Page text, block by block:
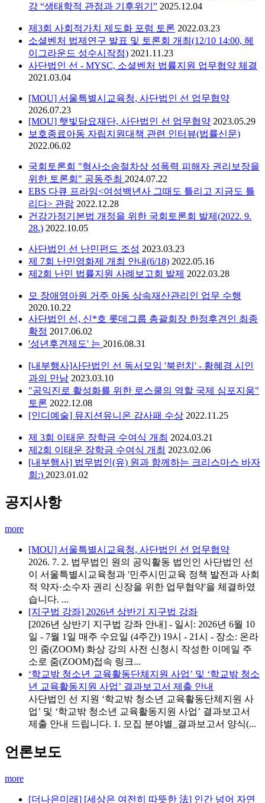
강 “생태학적 관점과 기후위기” 2025.12.04
제3회 사회적가치 제도화 포럼 토론 2022.03.23
소셜벤처 법제연구 발표 및 토론회 개최(12/10 14:00, 헤
이그라운드 성수시작점) 2021.11.23
사단법인 선 - MYSC, 소셜벤처 법률지원 업무협약 체결
2021.03.04
[MOU] 서울특별시교육청, 사단법인 선 업무협약
2026.07.23
[MOU] 햇빛담요재단, 사단법인 선 업무협약 2023.05.29
보호종료아동 자립지원대책 관련 인터뷰(법률신문)
2022.06.02
국회토론회 "형사소송절차상 성폭력 피해자 권리보장을
위한 토론회" 공동주최 2024.07.22
EBS 다큐 프라임<여성백년사 그때도 틀리고 지금도 틀
리다> 관람 2022.12.28
건강가정기본법 개정을 위한 국회토론회 발제(2022. 9.
28.) 2022.10.05
사단법인 선 난민펀드 조성 2023.03.23
제 7회 난민영화제 개최 안내(6/18) 2022.05.16
제2회 난민 법률지원 사례보고회 발제 2022.03.28
모 장애영아원 거주 아동 상속재산관리인 업무 수행
2020.10.22
사단법인 선, 신*호 롯데그룹 총괄회장 한정후견인 최종
확정 2017.06.02
'성년후견제도' 는 2016.08.31
[내부행사]사단법인 선 독서모임 '북런치' - 황혜경 시인
과의 만남 2023.03.10
"공익진로 활성화를 위한 로스쿨의 역할 국제 심포지움"
토론 2022.12.08
[인디예술] 뮤지션유니온 감사패 수상 2022.11.25
제 3회 이태운 장학금 수여식 개최 2024.03.21
제2회 이태운 장학금 수여식 개최 2023.02.06
[내부행사] 법무법인(유) 원과 함께하는 크리스마스 바자
회:) 2023.01.02
공지사항
more
[MOU] 서울특별시교육청, 사단법인 선 업무협약
2026. 7. 2. 법무법인 원의 공익활동 법인인 사단법인 선
이 서울특별시교육청과 '민주시민교육 정책 발전과 사회
적 약자·소수자 권리 신장을 위한 업무협약'을 체결하였
습니다. ...
[지구법 강좌] 2026년 상반기 지구법 강좌
[2026년 상반기 지구법 강좌 안내] - 일시: 2026년 6월 10
일 - 7월 1일 매주 수요일 (4주간) 19시 - 21시 - 장소: 온라
인 줌(ZOOM) 화상 강의 사전 신청시 작성한 이메일 주
소로 줌(ZOOM)접속 링크...
‘학교밖 청소년 교육활동단체지원 사업’ 및 ‘학교밖 청소
년 교육활동지원 사업’ 결과보고서 제출 안내
사단법인 선 지원 ‘학교밖 청소년 교육활동단체지원 사
업’ 및 ‘학교밖 청소년 교육활동지원 사업’ 결과보고서
제출 안내 드립니다. 1. 모집 분야별_결과보고서 양식(...
언론보도
more
[더나은미래] [세상은 여전히 따뜻한 法] 인간 넘어 자연